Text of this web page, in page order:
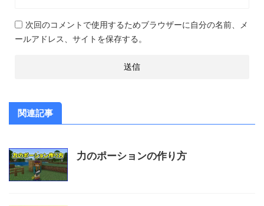
次回のコメントで使用するためブラウザーに自分の名前、メ
ールアドレス、サイトを保存する。
関連記事
力のポーションの作り方